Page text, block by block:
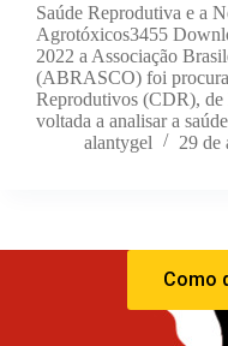
Saúde Reprodutiva e a
Agrotóxicos3455
2022 a Associação
(ABRASCO) foi
Reprodutivos (CDR), de
voltada a analisar a
alantygel
29 de
Como